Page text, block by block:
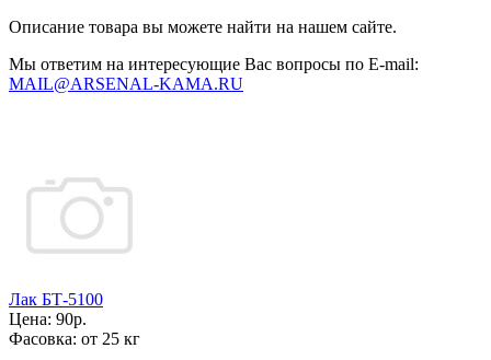
Описание товара вы можете найти на нашем сайте.
Мы ответим на интересующие Вас вопросы по E-mail:
MAIL@ARSENAL-KAMA.RU
Лак БТ-5100
Цена: 90р.
Фасовка: от 25 кг